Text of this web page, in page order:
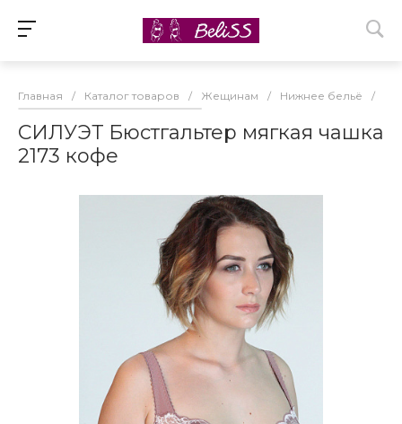
Главная / Каталог товаров / Жещинам / Нижнее бельё /
СИЛУЭТ Бюстгальтер мягкая чашка
2173 кофе